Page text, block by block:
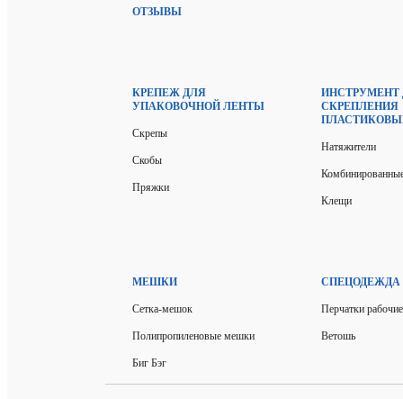
ОТЗЫВЫ
КРЕПЕЖ ДЛЯ
УПАКОВОЧНОЙ ЛЕНТЫ
Скрепы
Скобы
Пряжки
ИНСТРУМЕНТ
СКРЕПЛЕНИЯ
Натяжители
Клещи
МЕШКИ
Сетка-мешок
Полипропиленовые мешки
Биг Бэг
СПЕЦОДЕЖДА
Перчатки рабочие
Ветошь